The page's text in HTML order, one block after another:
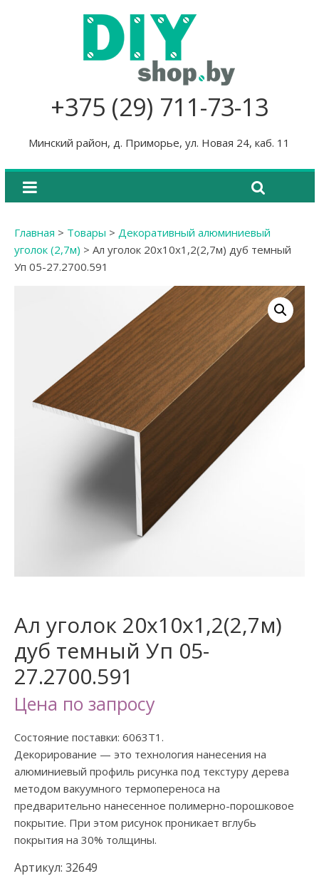
+375 (29) 711-73-13
Минский район, д. Приморье, ул. Новая 24, каб. 11
Главная > Товары > Декоративный алюминиевый
уголок (2,7м) > Ал уголок 20х10х1,2(2,7м) дуб темный
Уп 05-27.2700.591
Ал уголок 20х10х1,2(2,7м)
дуб темный Уп 05-
27.2700.591
Цена по запросу
Состояние поставки: 6063T1.
Декорирование — это технология нанесения на
алюминиевый профиль рисунка под текстуру дерева
методом вакуумного термопереноса на
предварительно нанесенное полимерно-порошковое
покрытие. При этом рисунок проникает вглубь
покрытия на 30% толщины.
Артикул: 32649